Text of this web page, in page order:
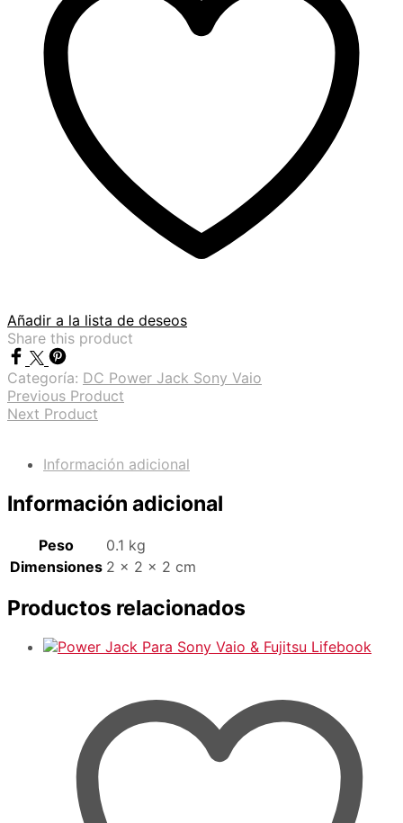
Añadir a la lista de deseos
Share this product
Categoría: DC Power Jack Sony Vaio
Previous Product
Next Product
Información adicional
Información adicional
Peso
0.1 kg
Dimensiones 2 × 2 × 2 cm
Productos relacionados